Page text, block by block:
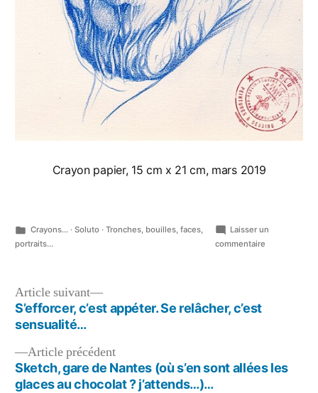
Crayon papier, 15 cm x 21 cm, mars 2019
Publié
dans
Crayons...· Soluto· Tronches, bouilles, faces,
portraits...
Laisser un
commentairesur
Navigation
de
Article précédentArticle
précédent :
Sketch, gare de Nantes (où s’en sont allées les
glaces au chocolat ? j’attends…)…
Article suivant
Article
suivant :
S’efforcer, c’est appéter. Se relâcher, c’est
sensualité…